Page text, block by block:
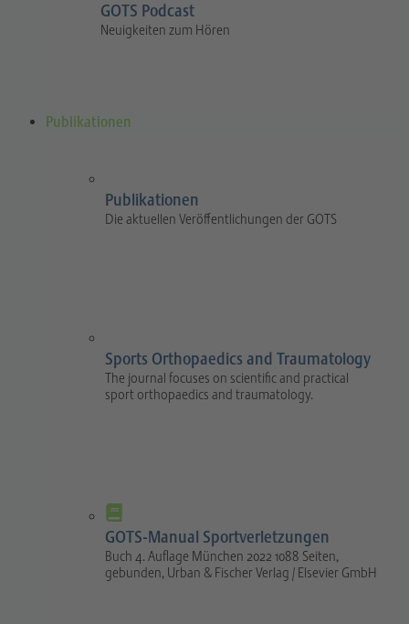
GOTS Podcast
Neuigkeiten zum Hören
Publikationen
Publikationen
Die aktuellen Veröffentlichungen der GOTS
Sports Orthopaedics and Traumatology
The journal focuses on scientific and practical
sport orthopaedics and traumatology.
GOTS-Manual Sportverletzungen
Buch 4. Auflage München 2022 1088 Seiten,
gebunden, Urban & Fischer Verlag / Elsevier GmbH